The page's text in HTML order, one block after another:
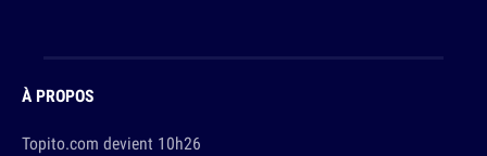
À PROPOS
Topito.com devient 10h26